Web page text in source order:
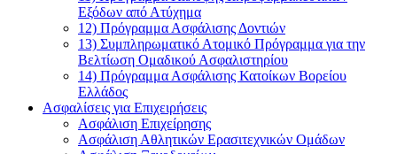
Εξόδων από Ατύχημα
12) Πρόγραμμα Ασφάλισης Δοντιών
13) Συμπληρωματικό Ατομικό Πρόγραμμα για την
Βελτίωση Ομαδικού Ασφαλιστηρίου
14) Πρόγραμμα Ασφάλισης Κατοίκων Βορείου
Ελλάδος
Ασφαλίσεις για Επιχειρήσεις
Ασφάλιση Επιχείρησης
Ασφάλιση Αθλητικών Ερασιτεχνικών Ομάδων